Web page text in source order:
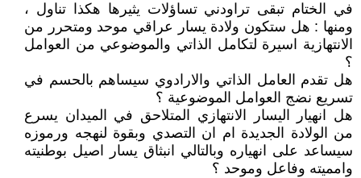
في الختام تبقى تراودني تساؤلات يثيرها هكذا تناول ،
ومنها : هل ستكون ولادة يسار عراقي موحد ومتحرر من
الانتهازية اسيرة لتكامل الذاتي والموضوعي من العوامل
؟
هل تقدم العامل الذاتي والارادوي سيساهم بالحسم في
تسريع نضج العوامل الموضوعية ؟
هل انهيار اليسار الانتهازي المتلاحق في الميدان يسرع
من الولادة الجديدة ام ان التصدي وبقوة لنهجه ورموزه
سيساعد على انهياره وبالتالي انبثاق يسار اصيل بوطنيته
وامميته وفاعل وموحد ؟